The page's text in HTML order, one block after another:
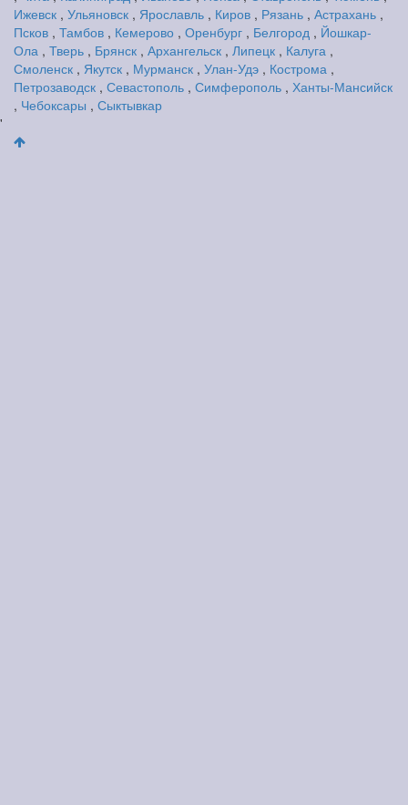
Ижевск , Ульяновск , Ярославль , Киров , Рязань , Астрахань ,
Псков , Тамбов , Кемерово , Оренбург , Белгород , Йошкар-
Ола , Тверь , Брянск , Архангельск , Липецк , Калуга ,
Смоленск , Якутск , Мурманск , Улан-Удэ , Кострома ,
Петрозаводск , Севастополь , Симферополь , Ханты-Мансийск
, Чебоксары , Сыктывкар
'